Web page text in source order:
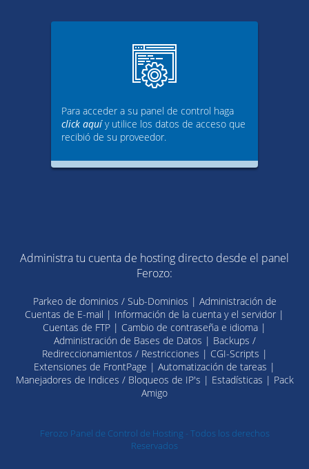
Para acceder a su panel de control haga
click aquíy utilice los datos de acceso que
recibió de su proveedor.
Administra tu cuenta de hosting directo desde el panel
Ferozo:
Parkeo de dominios / Sub-Dominios | Administración de
Cuentas de E-mail | Información de la cuenta y el servidor |
Cuentas de FTP | Cambio de contraseña e idioma |
Administración de Bases de Datos | Backups /
Redireccionamientos / Restricciones | CGI-Scripts |
Extensiones de FrontPage | Automatización de tareas |
Manejadores de Indices / Bloqueos de IP's | Estadísticas | Pack
Amigo
Ferozo Panel de Control de Hosting - Todos los derechos
Reservados